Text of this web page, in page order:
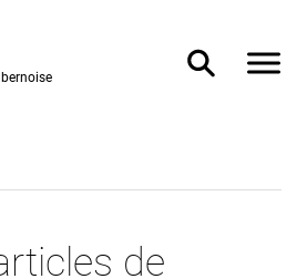
de